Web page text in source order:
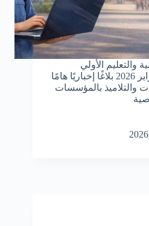
والتعليم الأولي
والرياضة يوم الإثنين 23 فبراير 2026 بلاغًا إخباريًا هامًا
والتلاميذ بالمؤسسات